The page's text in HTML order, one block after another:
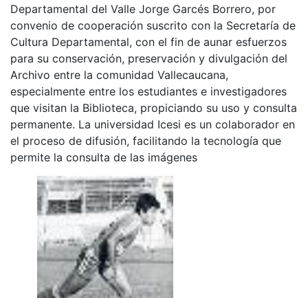
Departamental del Valle Jorge Garcés Borrero, por
convenio de cooperación suscrito con la Secretaría de
Cultura Departamental, con el fin de aunar esfuerzos
para su conservación, preservación y divulgación del
Archivo entre la comunidad Vallecaucana,
especialmente entre los estudiantes e investigadores
que visitan la Biblioteca, propiciando su uso y consulta
permanente. La universidad Icesi es un colaborador en
el proceso de difusión, facilitando la tecnología que
permite la consulta de las imágenes